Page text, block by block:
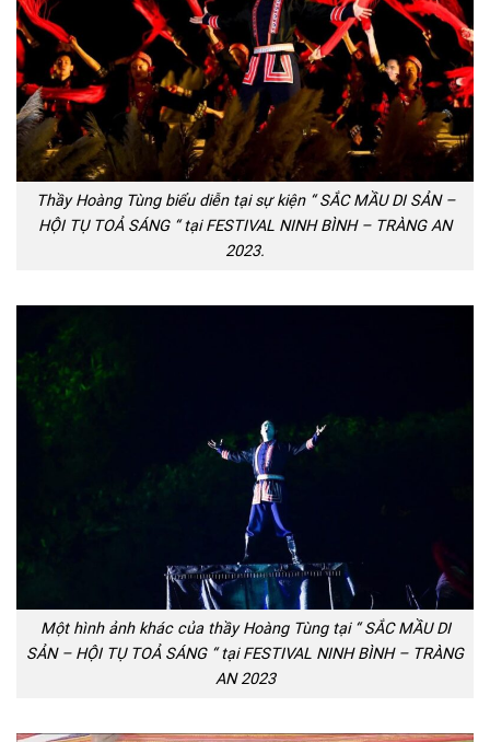
Thầy Hoàng Tùng biểu diễn tại sự kiện “ SẮC MẦU DI SẢN –
HỘI TỤ TOẢ SÁNG “ tại FESTIVAL NINH BÌNH – TRÀNG AN
2023.
Một hình ảnh khác của thầy Hoàng Tùng tại “ SẮC MẦU DI
SẢN – HỘI TỤ TOẢ SÁNG “ tại FESTIVAL NINH BÌNH – TRÀNG
AN 2023